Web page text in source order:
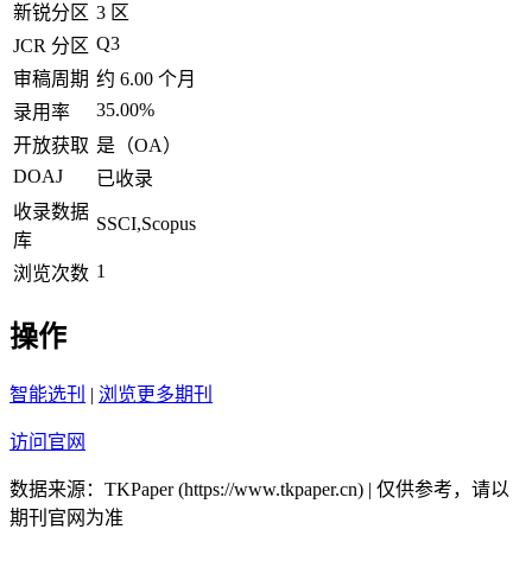
新锐分区 3 区
JCR 分区 Q3
审稿周期 约 6.00 个月
录用率
35.00%
开放获取 是（OA）
DOAJ
已收录
收录数据
库
SSCI,Scopus
浏览次数 1
操作
智能选刊 | 浏览更多期刊
访问官网
数据来源：TKPaper (https://www.tkpaper.cn) | 仅供参考，请以
期刊官网为准